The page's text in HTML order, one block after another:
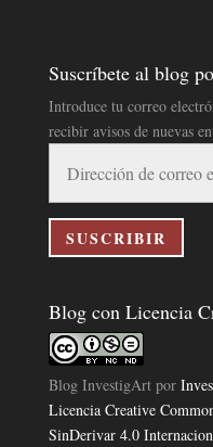
Suscríbete al blog
Introduce tu correo
recibir avisos de nuevas
correo
electrónico
SUSCRIBIR
Blog con Licencia
Blog InvestigArtpor
Licencia Creative
SinDerivar 4.0